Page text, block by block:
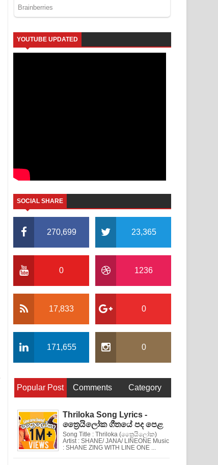
YOUTUBE UPDATED
SOCIAL SHARE
270,699 23,365
0 1236
17,833 0
171,655 0
Popular Post Comments Category
Thriloka Song Lyrics -
ත්‍රෛයිලෝක ගීතයේ පද පෙළ
Song Title : Thriloka (ත්‍රෛයිලෝක)
Artist : SHANE/ JANA/ LINEONE Music
: SHANE ZING WITH LINE ONE ...